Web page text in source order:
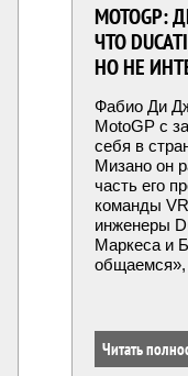
ЧТО
НО НЕ
Фабио Ди
MotoGP с
себя в
Мизано он
часть его
команды
инженеры
Маркеса и
общаемся»,
Читать